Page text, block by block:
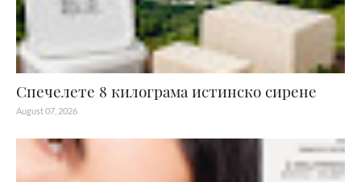
Спечелете 8 килограма истинско сирене
August 07, 2026